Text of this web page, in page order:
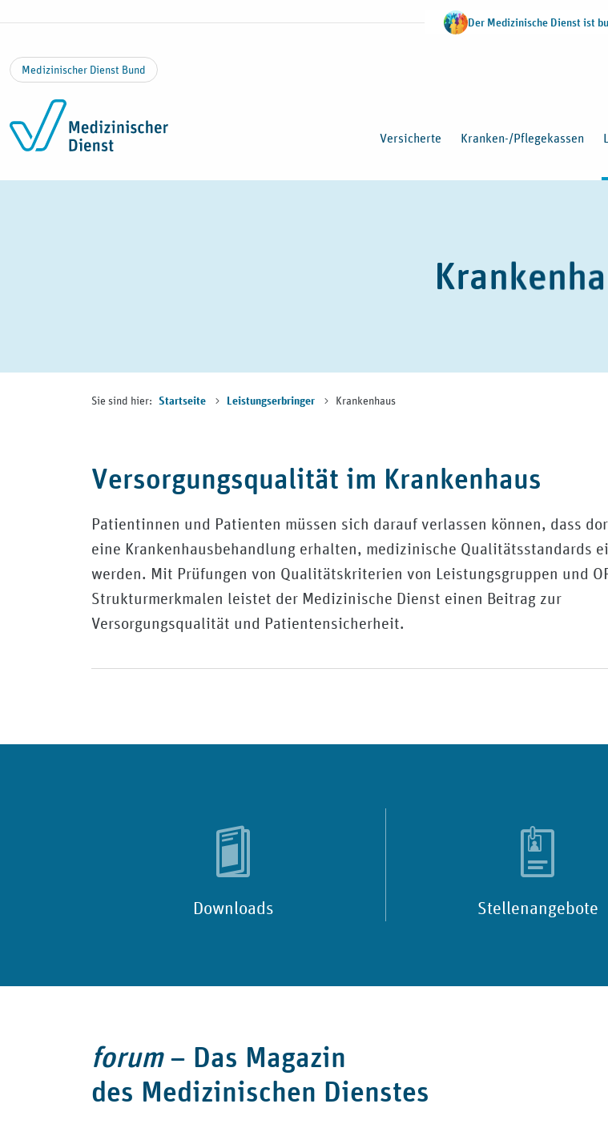
Der Medizinische Dienst ist
Medizinischer Dienst Bund
Versicherte Kranken-/Pflegekassen
Sie sind hier: Startseite Leistungserbringer Krankenhaus
Versorgungsqualität im Krankenhaus
Patientinnen und Patienten müssen sich darauf verlassen können, dass
eine Krankenhausbehandlung erhalten, medizinische Qualitätsstandards
werden. Mit Prüfungen von Qualitätskriterien von Leistungsgruppen und
Strukturmerkmalen leistet der Medizinische Dienst einen Beitrag zur
Versorgungsqualität und Patientensicherheit.
Downloads Stellenangebote
forum– Das Magazin
des Medizinischen Dienstes